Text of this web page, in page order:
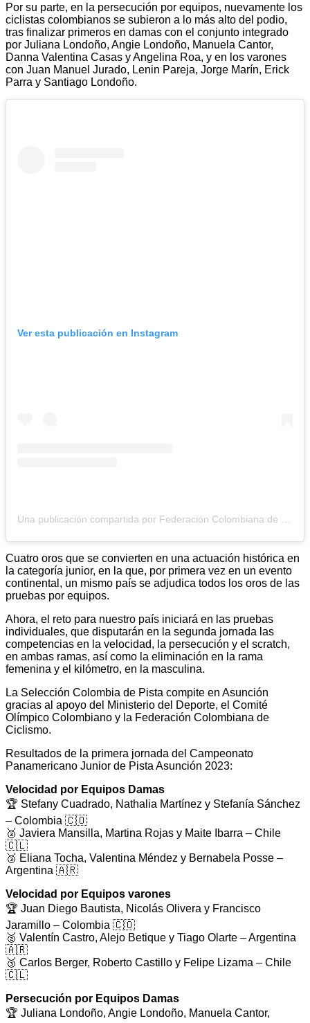
Por su parte, en la persecución por equipos, nuevamente los
ciclistas colombianos se subieron a lo más alto del podio,
tras finalizar primeros en damas con el conjunto integrado
por Juliana Londoño, Angie Londoño, Manuela Cantor,
Danna Valentina Casas y Angelina Roa, y en los varones
con Juan Manuel Jurado, Lenin Pareja, Jorge Marín, Erick
Parra y Santiago Londoño.
Ver esta publicación en Instagram
Cuatro oros que se convierten en una actuación histórica en
la categoría junior, en la que, por primera vez en un evento
continental, un mismo país se adjudica todos los oros de las
pruebas por equipos.
Ahora, el reto para nuestro país iniciará en las pruebas
individuales, que disputarán en la segunda jornada las
competencias en la velocidad, la persecución y el scratch,
en ambas ramas, así como la eliminación en la rama
femenina y el kilómetro, en la masculina.
La Selección Colombia de Pista compite en Asunción
gracias al apoyo del Ministerio del Deporte, el Comité
Olímpico Colombiano y la Federación Colombiana de
Ciclismo.
Resultados de la primera jornada del Campeonato
Panamericano Junior de Pista Asunción 2023:
Velocidad por Equipos Damas
🏆 Stefany Cuadrado, Nathalia Martínez y Stefanía Sánchez
– Colombia 🇨🇴
🥈 Javiera Mansilla, Martina Rojas y Maite Ibarra – Chile
🇨🇱
🥉 Eliana Tocha, Valentina Méndez y Bernabela Posse –
Argentina 🇦🇷
Velocidad por Equipos varones
🏆 Juan Diego Bautista, Nicolás Olivera y Francisco
Jaramillo – Colombia 🇨🇴
🥈 Valentín Castro, Alejo Betique y Tiago Olarte – Argentina
🇦🇷
🥉 Carlos Berger, Roberto Castillo y Felipe Lizama – Chile
🇨🇱
Persecución por Equipos Damas
🏆 Juliana Londoño, Angie Londoño, Manuela Cantor,